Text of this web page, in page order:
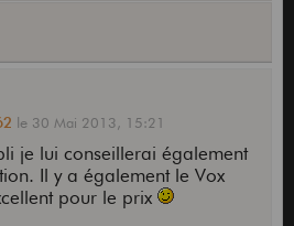
le 30 Mai 2013, 15:21
je lui conseillerai également
Il y a également le Vox
pour le prix